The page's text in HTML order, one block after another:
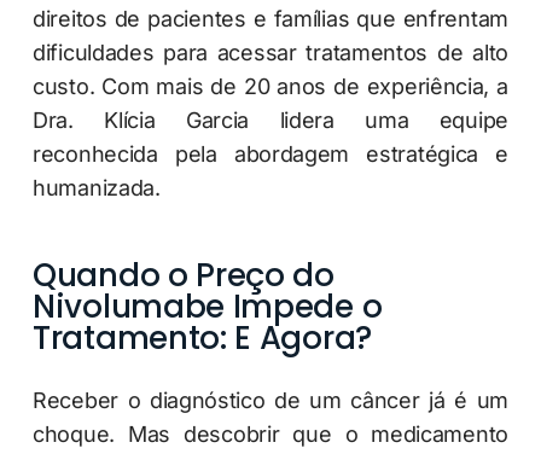
direitos de pacientes e famílias que enfrentam
dificuldades para acessar tratamentos de alto
custo. Com mais de 20 anos de experiência, a
Dra. Klícia Garcia lidera uma equipe
reconhecida pela abordagem estratégica e
humanizada.
Quando o Preço do
Nivolumabe Impede o
Tratamento: E Agora?
Receber o diagnóstico de um câncer já é um
choque. Mas descobrir que o medicamento